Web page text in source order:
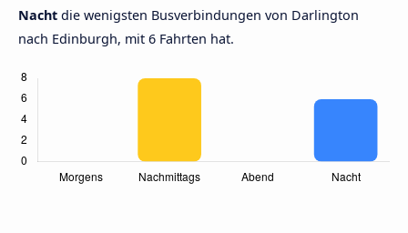
Nacht die wenigsten Busverbindungen von Darlington
nach Edinburgh, mit 6 Fahrten hat.